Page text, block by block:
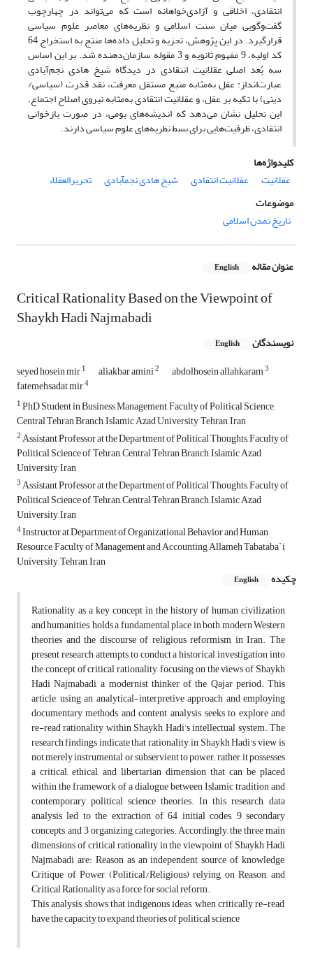
انتقادی، اخلاقی و آزادی‌خواهانه است که می‌تواند در چهارچوب
گفت‌وگویی میان سنت اسلامی و نظریه‌های معاصر علوم سیاسی
قرارگیرد. در این پژوهش، تجزیه و تحلیل داده‌ها منتج به استخراج 64
کد اولیه، 9 مفهوم ثانویه و 3 مقوله سازمان‌دهنده شد. بر این اساس
سه بُعد اصلی عقلانیت انتقادی در دیدگاه شیخ هادی نجم‌آبادی
عبارت‌انداز: عقل به‌مثابه منبع مستقل معرفت، نقد قدرت (سیاسی/
دینی) با تکیه بر عقل، و عقلانیت انتقادی به‌مثابه نیروی اصلاح اجتماع.
این تحلیل نشان می‌دهد که اندیشه‌های بومی، در صورت بازخوانی
انتقادی، ظرفیت‌هایی برای بسط نظریه‌های علوم سیاسی دارند.
کلیدواژه‌ها
عقلانیت
عقلانیت ‏انتقادی شیخ‏ هادی ‏نجم‏آبادی
تحریرالعقلاء
موضوعات
تاریخ تمدن اسلامی
عنوان مقاله English
Critical Rationality Based on the Viewpoint of
Shaykh Hadi Najmabadi
نویسندگان English
seyed hosein mir1 aliakbar amini2 abdolhosein allahkaram3
fatemehsadat mir4
1PhD Student in Business Management, Faculty of Political Science,
Central Tehran Branch, Islamic Azad University, Tehran, Iran
2Assistant Professor at the Department of Political Thoughts, Faculty of
Political Science of, Tehran, Central Tehran Branch, Islamic Azad
University, Iran
3Assistant Professor at the Department of Political Thoughts, Faculty of
Political Science of, Tehran, Central Tehran Branch, Islamic Azad
University, Iran
4Instructor at Department of Organizational Behavior and Human
Resource, Faculty of Management and Accounting Allameh Tabataba`i
University, Tehran, Iran
چکیده
English
Rationality, as a key concept in the history of human civilization
and humanities, holds a fundamental place in both modern Western
theories and the discourse of religious reformism in Iran. The
present research attempts to conduct a historical investigation into
the concept of critical rationality, focusing on the views of Shaykh
Hadi Najmabadi, a modernist thinker of the Qajar period. This
article, using an analytical-interpretive approach and employing
documentary methods and content analysis, seeks to explore and
re-read rationality within Shaykh Hadi’s intellectual system. The
research findings indicate that rationality, in Shaykh Hadi's view, is
not merely instrumental or subservient to power; rather, it possesses
a critical, ethical, and libertarian dimension that can be placed
within the framework of a dialogue between Islamic tradition and
contemporary political science theories. In this research, data
analysis led to the extraction of 64 initial codes, 9 secondary
concepts, and 3 organizing categories. Accordingly, the three main
dimensions of critical rationality in the viewpoint of Shaykh Hadi
Najmabadi are: Reason as an independent source of knowledge,
Critique of Power (Political/Religious) relying on Reason, and
Critical Rationality as a force for social reform.
This analysis shows that indigenous ideas, when critically re-read,
have the capacity to expand theories of political science